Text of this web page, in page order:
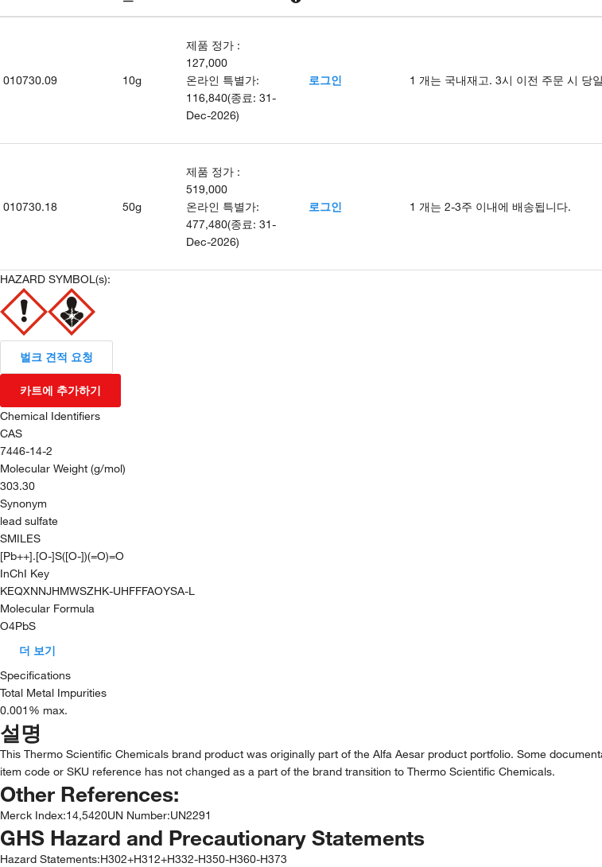
010730.09 10g
제품 정가 :
127,000
온라인 특별가:
116,840(종료: 31-
Dec-2026)
로그인 1 개는 국내재고. 3시 이전 주문 시 당
010730.18 50g
제품 정가 :
519,000
온라인 특별가:
477,480(종료: 31-
Dec-2026)
로그인 1 개는 2-3주 이내에 배송됩니다.
HAZARD SYMBOL(s):
벌크 견적 요청
카트에 추가하기
Chemical Identifiers
CAS
7446-14-2
Molecular Weight (g/mol)
303.30
Synonym
lead sulfate
SMILES
[Pb++].[O-]S([O-])(=O)=O
InChI Key
KEQXNNJHMWSZHK-UHFFFAOYSA-L
Molecular Formula
O4PbS
더 보기
Specifications
Total Metal Impurities
0.001% max.
설명
This Thermo Scientific Chemicals brand product was originally part of the Alfa Aesar product portfolio. Some
item code or SKU reference has not changed as a part of the brand transition to Thermo Scientific Chemicals.
Other References:
Merck Index:14,5420UN Number:UN2291
GHS Hazard and Precautionary Statements
Hazard Statements:H302+H312+H332-H350-H360-H373